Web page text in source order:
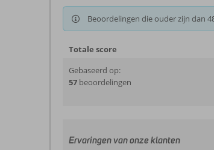
Beoordelingen die ouder zijn dan
Totale score
Gebaseerd op:
57 beoordelingen
Ervaringen van onze klanten